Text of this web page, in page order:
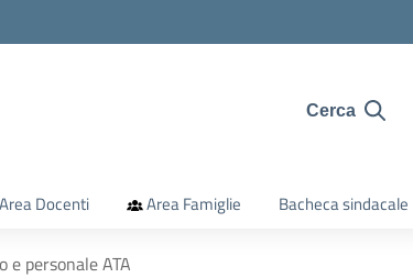
Cerca
Area Docenti Area Famiglie Bacheca sindacale
personale ATA